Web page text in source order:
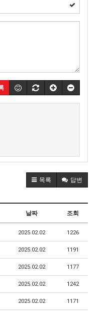
목록 답변
날짜 조회
2025.02.02 1226
2025.02.02 1191
2025.02.02 1177
2025.02.02 1242
2025.02.02 1171